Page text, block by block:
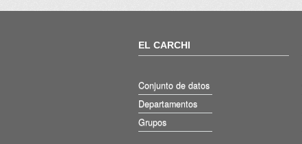
EL CARCHI
Conjunto de datos
Departamentos
Grupos